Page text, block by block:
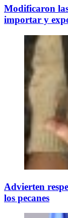
Modificaron
importar y
Advierten
los pecanes